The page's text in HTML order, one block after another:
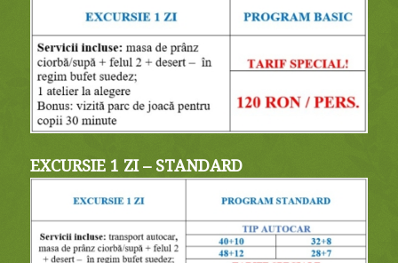
EXCURSIE 1 ZI – STANDARD